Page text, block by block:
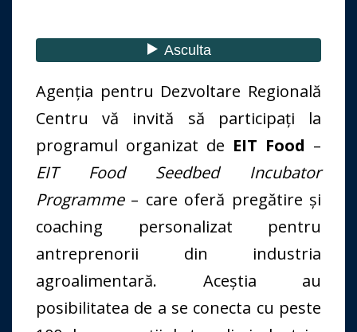
Agenția pentru Dezvoltare Regională
Centru vă invită să participați la
programul organizat de EIT Food –
EIT Food Seedbed Incubator
Programme– care oferă pregătire și
coaching personalizat pentru
antreprenorii din industria
agroalimentară. Aceștia au
posibilitatea de a se conecta cu peste